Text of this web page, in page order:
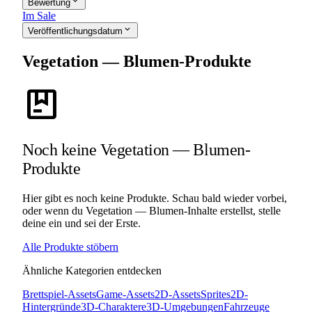
Bewertung
Im Sale
Veröffentlichungsdatum expand_more
Vegetation — Blumen-Produkte
package
Noch keine Vegetation — Blumen-
Produkte
Hier gibt es noch keine Produkte. Schau bald wieder vorbei,
oder wenn du Vegetation — Blumen-Inhalte erstellst, stelle
deine ein und sei der Erste.
Alle Produkte stöbern
Ähnliche Kategorien entdecken
Brettspiel-AssetsGame-Assets2D-AssetsSprites2D-
Hintergründe3D-Charaktere3D-UmgebungenFahrzeuge